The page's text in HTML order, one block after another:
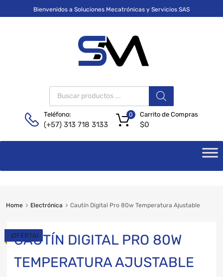
Bienvenidos a Soluciones Mecatrónicas y Servicios SAS
Teléfono:
(+57) 313 718 3133
Carrito de Compras
$0
0
Home Electrónica Cautín Digital Pro 80w Temperatura Ajustable
CAUTÍN DIGITAL PRO 80W
TEMPERATURA AJUSTABLE
¡OFERTA!